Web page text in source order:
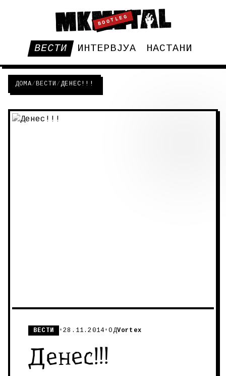
BOOTLEG
ВЕСТИ ИНТЕРВЈУА НАСТАНИ
ДОМА/ВЕСТИ /ДЕНЕС!!!
ВЕСТИ •28.11.2014 •ОДVortex
Денес!!!